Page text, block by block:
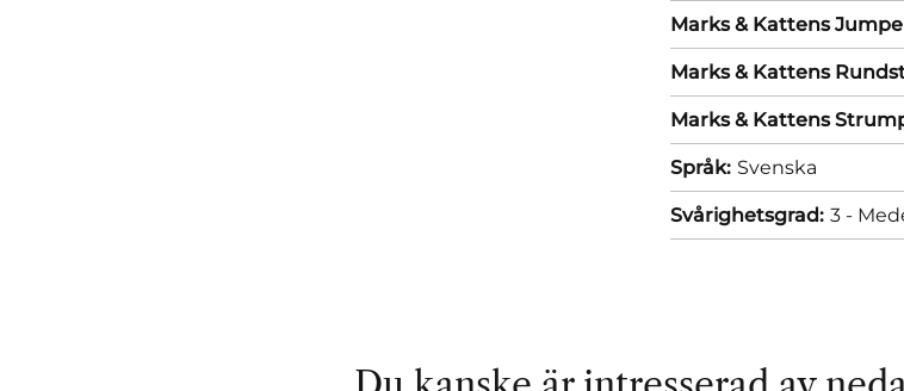
Marks & Kattens
Marks & Kattens
Marks & Kattens
Språk: Svenska
Svårighetsgrad: 3 -